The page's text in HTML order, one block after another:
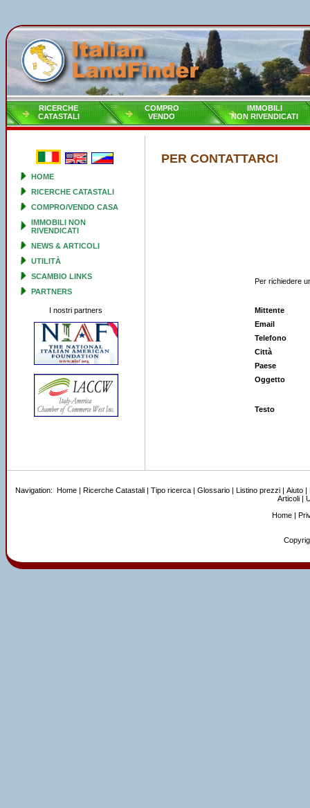
RICERCHE
CATASTALI
COMPRO
VENDO
IMMOBILI
NON RIVENDICATI
HOME
RICERCHE CATASTALI
COMPRO/VENDO CASA
IMMOBILI NON
RIVENDICATI
NEWS & ARTICOLI
UTILITÀ
SCAMBIO LINKS
PARTNERS
I nostri partners
PER CONTATTARCI
Per richiedere
Mittente
Email
Telefono
Città
Paese
Oggetto
Testo
Navigation: Home| Ricerche Catastali| Tipo ricerca| Glossario| Listino prezzi| Aiuto|
Articoli |
Home|